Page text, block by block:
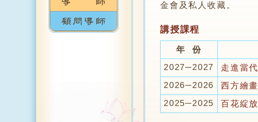
金會及私人收藏。
講授課程
年 份
2027─2027
走進當
2026─2026
西方繪
2025─2025
百花綻